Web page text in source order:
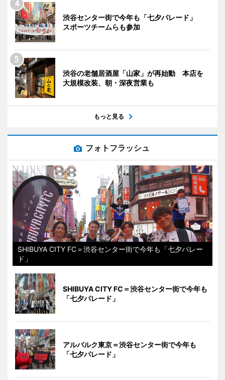
渋谷センター街で今年も「七夕パレード」
スポーツチームらも参加
渋谷の老舗居酒屋「山家」が再始動 本店を
大規模改装、朝・深夜営業も
もっと見る
フォトフラッシュ
SHIBUYA CITY FC＝渋谷センター街で今年も「七夕パレー
ド」
SHIBUYA CITY FC＝渋谷センター街で今年も
「七夕パレード」
アルバルク東京＝渋谷センター街で今年も
「七夕パレード」